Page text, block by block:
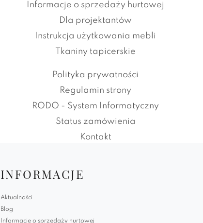
Informacje o sprzedaży hurtowej
Dla projektantów
Instrukcja użytkowania mebli
Tkaniny tapicerskie
Polityka prywatności
Regulamin strony
RODO - System Informatyczny
Status zamówienia
Kontakt
INFORMACJE
Aktualności
Blog
Informacje o sprzedaży hurtowej